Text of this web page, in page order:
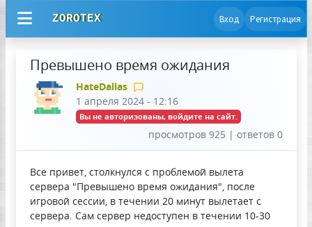
ZOROTEX Вход Регистрация
Превышено время ожидания
HateDallas
1 апреля 2024 - 12:16
Вы не авторизованы, войдите на сайт.
просмотров 925 | ответов 0
Все привет, столкнулся с проблемой вылета
сервера "Превышено время ожидания", после
игровой сессии, в течении 20 минут вылетает с
сервера. Сам сервер недоступен в течении 10-30